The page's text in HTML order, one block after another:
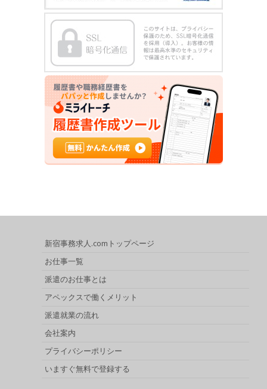
新宿事務求人.comトップページ
お仕事一覧
派遣のお仕事とは
アペックスで働くメリット
派遣就業の流れ
会社案内
プライバシーポリシー
いますぐ無料で登録する